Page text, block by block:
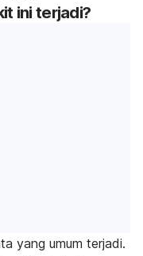
ini terjadi?
yang umum terjadi.